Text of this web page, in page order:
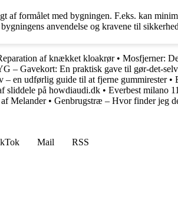
formålet med bygningen. F.eks. kan
anvendelse og kravene til
af knækket kloakrør• Mosfjerner:
– Gavekort: En praktisk gave til gør-det-
en udførlig guide til at fjerne gummirester•
sliddele på howdiaudi.dk • Everbest milano
Melander• Genbrugstræ – Hvor finder jeg
Mail
RSS